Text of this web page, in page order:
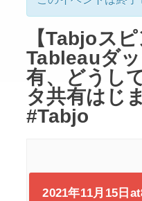
【Tabjoスピ
Tableauダ
有、どうし
タ共有はじ
#Tabjo
2021年11月15日